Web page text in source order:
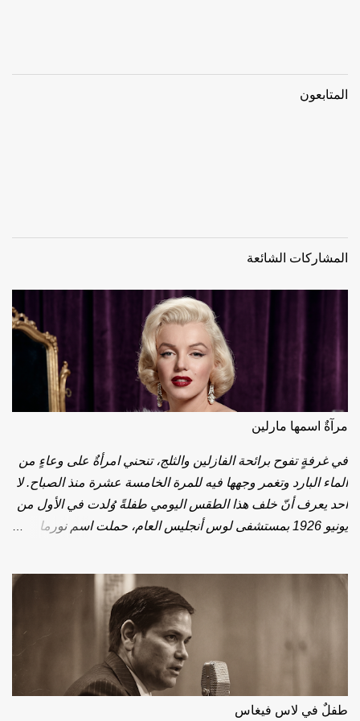
المتابعون
المشاركات الشائعة
مرآةٌ اسمها مارلين
في غرفةٍ تفوح برائحة الفازلين والثلج، تنحني امرأةٌ على وعاءٍ من
الماء البارد وتغمر وجهها فيه للمرة الخامسة عشرة منذ الصباح. لا
أحد يعرف أنّ خلف هذا الطقس اليومي طفلةً وُلدت في الأول من
يونيو 1926 بمستشفى لوس أنجليس العام، حملت اسم نورما
بلغت العشرين، طُويت صفحة نورما لتُفتح صفحة مارلين. علّمها
معالج النُطق أن تخفض صوتها وأن تقطّع كلامها، حيلةً تواري بها
العثرة. فحسبَ الناس الحيلة طبيعةً، وحسبوا الدفاع إغواءً. الصوت
الذي أذاب قلوب الملايين لم يكن في أصله سوى جُرحٍ تعلّم كيف
يتكلّم. بين عامَي 1949 و1950، خضعت لجراحتَين صغيرتَين نحتتا
طفلٌ في لاس فيغاس